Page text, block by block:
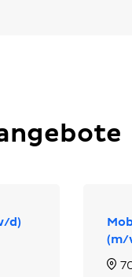
d)
(m/